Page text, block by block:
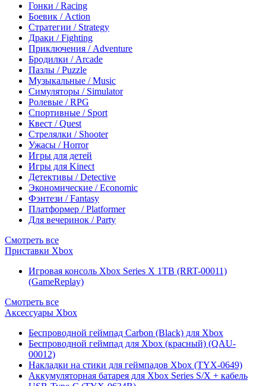
Гонки / Racing
Боевик / Action
Стратегии / Strategy
Драки / Fighting
Приключения / Adventure
Бродилки / Arcade
Пазлы / Puzzle
Музыкальные / Music
Симуляторы / Simulator
Ролевые / RPG
Спортивные / Sport
Квест / Quest
Стрелялки / Shooter
Ужасы / Horror
Игры для детей
Игры для Kinect
Детективы / Detective
Экономические / Economic
Фэнтези / Fantasy
Платформер / Platformer
Для вечеринок / Party
Смотреть все
Приставки Xbox
Игровая консоль Xbox Series X 1TB (RRT-00011)
(GameReplay)
Смотреть все
Аксессуары Xbox
Беспроводной геймпад Carbon (Black) для Xbox
Беспроводной геймпад для Xbox (красный) (QAU-
00012)
Накладки на стики для геймпадов Xbox (TYX-0649)
Аккумуляторная батарея для Xbox Series S/X + кабель